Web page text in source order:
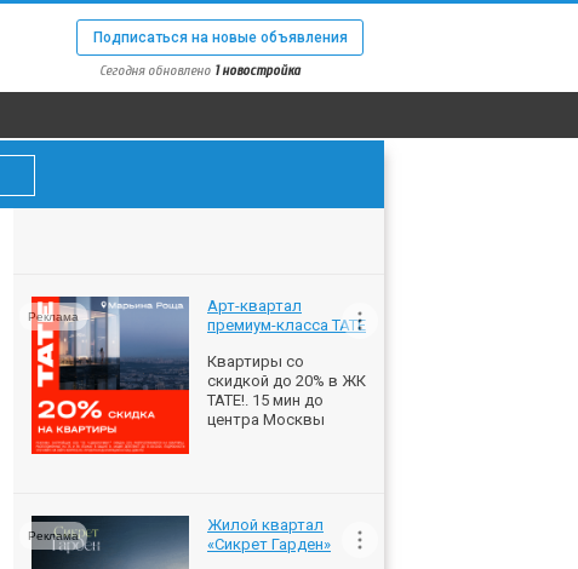
Подписаться на новые объявления
Сегодня обновлено 1 новостройка
Арт-квартал
премиум-класса ТАТЕ
Квартиры со
скидкой до 20% в ЖК
ТАТЕ!. 15 мин до
центра Москвы
Реклама
Жилой квартал
«Сикрет Гарден»
Реклама